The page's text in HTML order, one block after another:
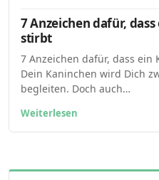
7 Anzeichen dafür,
stirbt
7 Anzeichen dafür, dass
Dein Kaninchen wird Dich
begleiten. Doch auch…
Weiterlesen